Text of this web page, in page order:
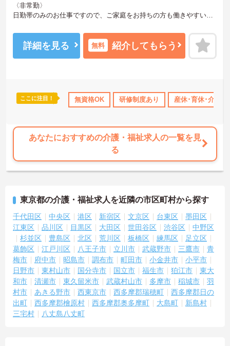
年間休日110日以上 研修制度あり 産休･育休･介護休暇取得実績あり
〈非常勤〉
日勤帯のみのお仕事ですので、ご家庭をお持ちの方も働きやすい勤
勤務曜日は相談に応じますのでワークライフバランスを大切にしな
がら働いていただけます♪
ご興味のある方は、マイナビ介護職までお問い合わせください。
詳細を見る 無料 紹介してもらう
ここに注目！ 無資格OK 研修制度あり 産休･育休･介護
あなたにおすすめの介護・福祉求人の一覧を見
る
東京都の介護・福祉求人を近隣の市区町村から探す
千代田区 中央区 港区 新宿区 文京区 台東区
墨田区
江東区
品川区 目黒区 大田区 世田谷区 渋谷区
中野区
杉並区
豊島区 北区 荒川区 板橋区 練馬区
足立区
葛飾区
江戸川区 八王子市 立川市 武蔵野市 三鷹市
青
梅市
府中市 昭島市 調布市 町田市 小金井市
小平市
日野市
東村山市 国分寺市 国立市 福生市 狛江市
東大
和市
清瀬市 東久留米市 武蔵村山市 多摩市 稲城市
羽
村市
あきる野市 西東京市 西多摩郡瑞穂町
西多摩郡日の
出町
西多摩郡檜原村 西多摩郡奥多摩町 大島町
新島村
三宅村
八丈島八丈町